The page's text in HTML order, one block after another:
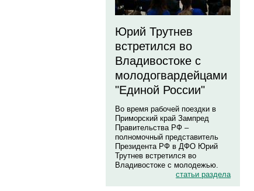
Юрий Трутнев
встретился во
Владивостоке с
молодогвардейцами
"Единой России"
Во время рабочей поездки в
Приморский край Зампред
Правительства РФ –
полномочный представитель
Президента РФ в ДФО Юрий
Трутнев встретился во
Владивостоке с молодежью.
статьи раздела